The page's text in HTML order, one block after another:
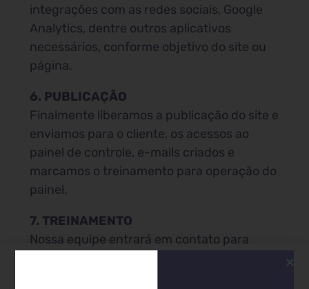
integrações com as redes sociais, Google
Analytics, dentre outros aplicativos
necessários, conforme objetivo do site ou
página.
6. PUBLICAÇÃO
Finalmente liberamos a publicação do site e
enviamos para o cliente, os acessos ao
painel de controle, e-mails criados e
marcamos o treinamento para operação do
painel.
7. TREINAMENTO
Nossa equipe entrará em contato para